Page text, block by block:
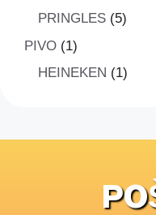
proizvoda
PRINGLES 55
PIVO 11
proizvod
HEINEKEN 11